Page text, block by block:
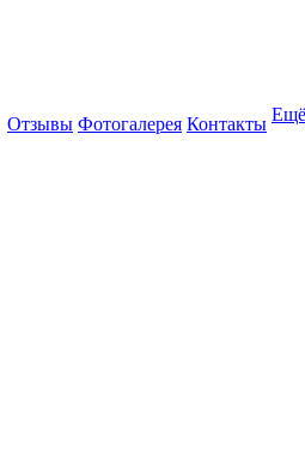
Отзывы Фотогалерея Контакты Ещё